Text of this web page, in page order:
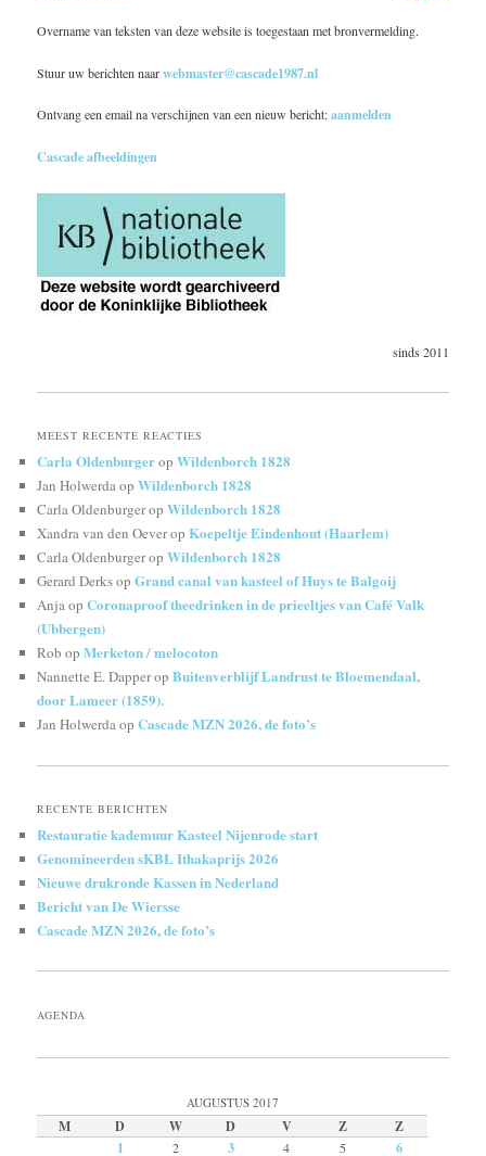
Overname van teksten van deze website is toegestaan met bronvermelding.
Stuur uw berichten naarwebmaster@cascade1987.nl
Ontvang een email na verschijnen van een nieuw bericht:aanmelden
Cascade afbeeldingen
sinds 2011
MEEST RECENTE REACTIES
Carla OldenburgeropWildenborch 1828
Jan HolwerdaopWildenborch 1828
Carla OldenburgeropWildenborch 1828
Xandra van den OeveropKoepeltje Eindenhout (Haarlem)
Carla OldenburgeropWildenborch 1828
Gerard DerksopGrand canal van kasteel of Huys te Balgoij
AnjaopCoronaproof theedrinken in de prieeltjes van Café Valk
(Ubbergen)
Rob opMerketon / melocoton
Nannette E. DapperopBuitenverblijf Landrust te Bloemendaal,
door Lameer (1859).
Jan HolwerdaopCascade MZN 2026, de foto’s
RECENTE BERICHTEN
Restauratie kademuur Kasteel Nijenrode start
Genomineerden sKBL Ithakaprijs 2026
Nieuwe drukronde Kassen in Nederland
Bericht van De Wiersse
Cascade MZN 2026, de foto’s
AGENDA
AUGUSTUS 2017
M D W D V Z
Z
1
2 3 4 5 6